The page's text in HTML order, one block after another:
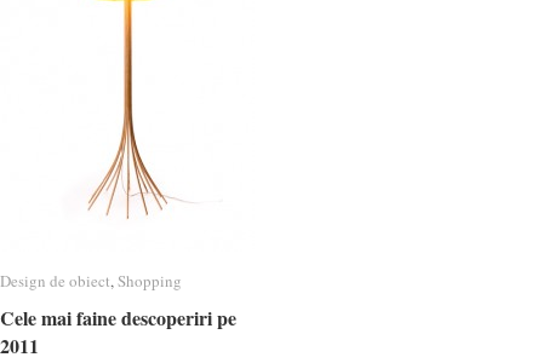
Design de obiect,Shopping
Cele mai faine descoperiri pe
2011
Design de obiect Shopping
Cele mai faine descoperiri pe
2011